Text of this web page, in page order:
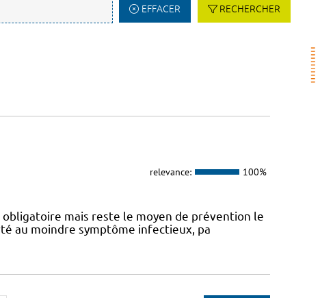
EFFACER RECHERCHER
relevance: 100%
mais reste le moyen de prévention le
au moindre symptôme infectieux, pa